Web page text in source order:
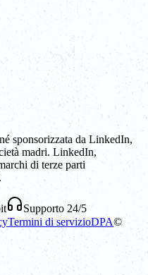
sponsorizzata da LinkedIn,
madri. LinkedIn,
di terze parti
Supporto 24/5
Termini di servizioDPA©